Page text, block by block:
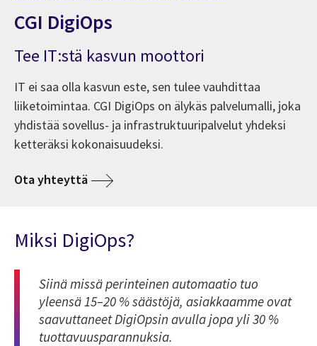
CGI DigiOps
Tee IT:stä kasvun moottori
IT ei saa olla kasvun este, sen tulee vauhdittaa
liiketoimintaa. CGI DigiOps on älykäs palvelumalli, joka
yhdistää sovellus- ja infrastruktuuripalvelut yhdeksi
ketteräksi kokonaisuudeksi.
Ota yhteyttä
Miksi DigiOps?
Siinä missä perinteinen automaatio tuo
yleensä 15–20 % säästöjä, asiakkaamme ovat
saavuttaneet DigiOpsin avulla jopa yli 30 %
tuottavuusparannuksia.